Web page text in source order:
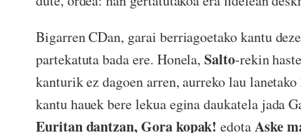
Bigarren CDan, garai berriagoetako kantu
partekatuta bada ere. Honela,Salto-rekin
kanturik ez dagoen arren, aurreko lau
kantu hauek bere lekua egina daukatela jada
Euritan dantzan, Gora kopak!edotaAske